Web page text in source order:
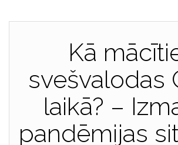
Kā
svešvalodas
laikā? –
pandēmijas